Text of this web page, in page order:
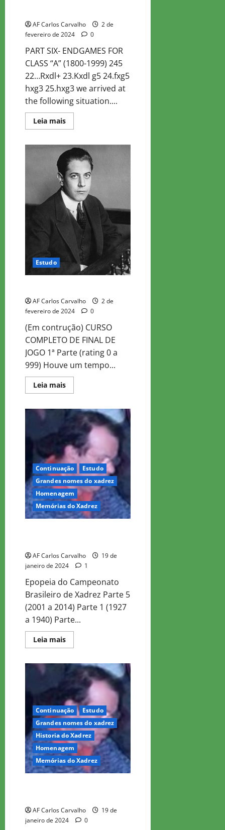
AF Carlos Carvalho
2 de
fevereiro de 2024
0
PART SIX- ENDGAMES FOR
CLASS “A” (1800-1999) 245
22…Rxdl+ 23.Kxdl g5 24.fxg5
hxg3 25.hxg3 we arrived at
the following situation....
Leia maisRead
more
COMPLETO
DE
FINAL
–
3
Estudo
AF Carlos Carvalho
2 de
fevereiro de 2024
0
(Em contrução) CURSO
COMPLETO DE FINAL DE
JOGO 1ª Parte (rating 0 a
999) Houve um tempo...
Leia maisRead
more
COMPLETO
DE
FINAL
Continuação
Estudo
Grandes nomes do xadrez
Homenagem
Memórias do Xadrez
AF Carlos Carvalho
19 de
janeiro de 2024
1
Epopeia do Campeonato
Brasileiro de Xadrez Parte 5
(2001 a 2014) Parte 1 (1927
a 1940) Parte...
Leia maisRead
more
Waldemar
Costa
Campeonatos
Brasileiros
–
5
Continuação
Estudo
Grandes nomes do xadrez
Historia do Xadrez
Homenagem
Memórias do Xadrez
AF Carlos Carvalho
19 de
janeiro de 2024
0